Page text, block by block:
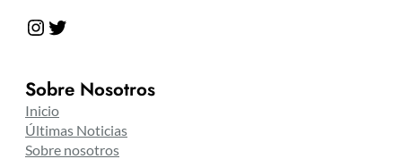
Instagram Twitter
Sobre Nosotros
Inicio
Últimas Noticias
Sobre nosotros